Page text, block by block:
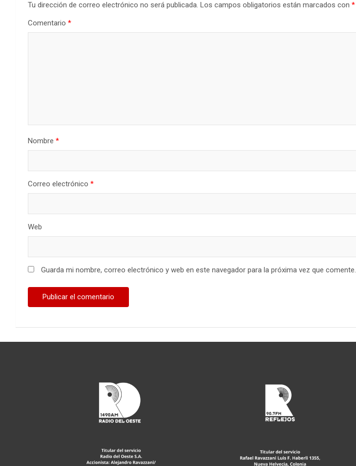
Tu dirección de correo electrónico no será publicada. Los campos obligatorios están marcados con *
Comentario *
Nombre *
Correo electrónico *
Web
Guarda mi nombre, correo electrónico y web en este navegador para la próxima vez que comente.